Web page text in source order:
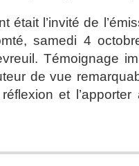
était l’invité de
samedi 4
Témoignage
de vue
et